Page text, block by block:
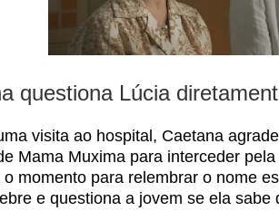
questiona Lúcia
visita ao hospital, Caetana
Mama Muxima para interceder
o momento para relembrar o nome
e questiona a jovem se ela sabe